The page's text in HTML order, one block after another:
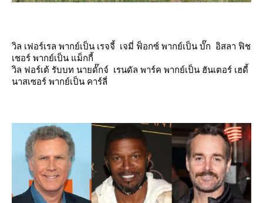
วิล เฟอร์เรล พากย์เป็น เรจจี้ เจมี่ ฟ็อกซ์ พากย์เป็น บั๊ก อิสลา ฟิช
เชอร์ พากย์เป็น แม็กกี้
วิล ฟอร์เต้ รับบท นายดั๊กจ์ เรนดัล พาร์ค พากย์เป็น ฮันเตอร์ เฮดี้
นาสเซอร์ พากย์เป็น คาร์ลี่